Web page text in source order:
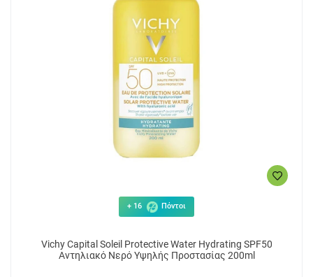
+ 16 Πόντοι
Vichy Capital Soleil Protective Water Hydrating SPF50
Αντηλιακό Νερό Υψηλής Προστασίας 200ml